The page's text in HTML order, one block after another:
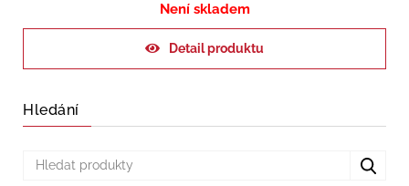
Není skladem
Detail produktu
Hledání